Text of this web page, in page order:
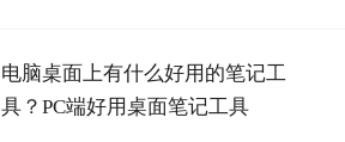
电脑桌面上有什么好用的笔记工
具？PC端好用桌面笔记工具